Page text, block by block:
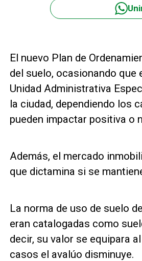
El nuevo Plan de
del suelo, ocasionando que
Unidad Administrativa
la ciudad, dependiendo los
pueden impactar positiva o
Además, el mercado
que dictamina si se
La norma de uso de suelo
eran catalogadas como
decir, su valor se equipara
casos el avalúo disminuye.